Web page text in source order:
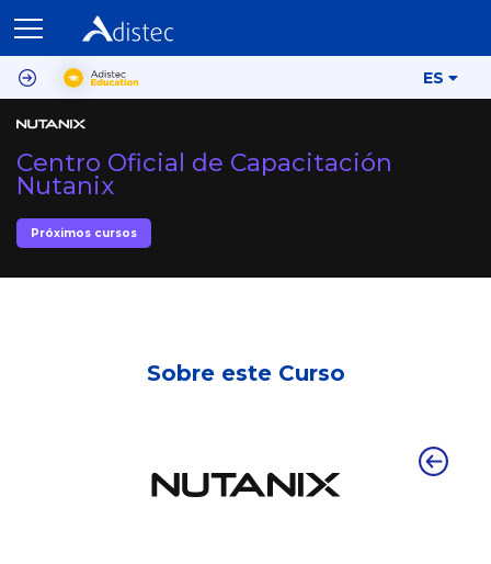
ES
Centro Oficial de Capacitación
Nutanix
Próximos cursos
Sobre este Curso